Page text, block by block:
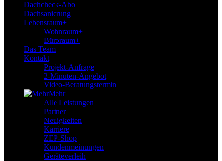
Dachcheck-Abo
Dachsanierung
Lebensraum+
Wohnraum+
Büroraum+
Das Team
Kontakt
Projekt-Anfrage
2-Minuten-Angebot
Video-Beratungstermin
Mehr
Alle Leistungen
Partner
Neuigkeiten
Karriere
ZEP-Shop
Kundenmeinungen
Geräteverleih